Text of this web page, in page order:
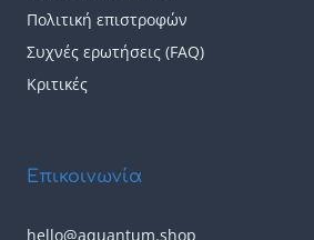
Πολιτική επιστροφών
Συχνές ερωτήσεις (FAQ)
Κριτικές
Επικοινωνία
hello@aquantum.shop